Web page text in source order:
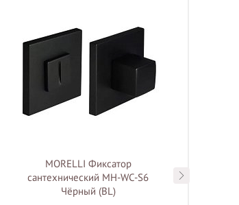
MORELLI Фиксатор
сантехнический MH-WC-S6
Чёрный (BL)